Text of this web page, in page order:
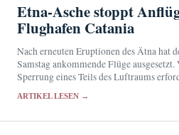
Etna-Asche stoppt
Flughafen Catania
Nach erneuten Eruptionen des Ätna hat
Samstag ankommende Flüge
Sperrung eines Teils des Luftraums
ARTIKEL LESEN →